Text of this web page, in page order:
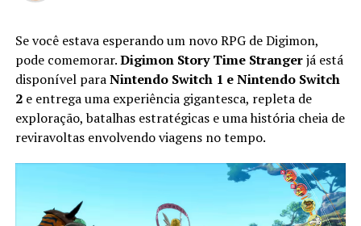
Apesar do foco na experiência solo, o multiplayer
continua presente. Você pode chamar amigos para
participar das missões ou entrar nas salas de outros
jogadores para completar sessões cooperativas e
conquistar recompensas adicionais, aumentando ainda
mais a longevidade da aventura.
Se você estava esperando um novo RPG de Digimon,
pode comemorar.Digimon Story Time Strangerjá está
disponível paraNintendo Switch 1 e Nintendo Switch
2e entrega uma experiência gigantesca, repleta de
exploração, batalhas estratégicas e uma história cheia de
reviravoltas envolvendo viagens no tempo.